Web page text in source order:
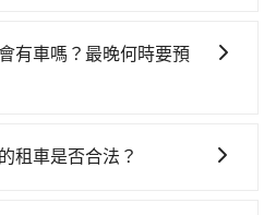
元，再用10分鐘出站、等待車
黃後約花59分鐘、車費1,400
為1,490元。不過苗栗縣領有
到車，也可考慮打電話至河
Station)附近的計程車隊，如
但如果你無法提前預約，或偏
有車嗎？最晚何時要預
送服務，可直接線上輸入上
租車是否合法？